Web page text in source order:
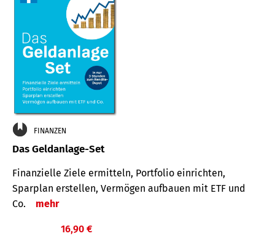
FINANZEN
Das Geldanlage-Set
Finanzielle Ziele ermitteln, Portfolio einrichten,
Sparplan erstellen, Vermögen aufbauen mit ETF und
Co.
mehr
16,90 €